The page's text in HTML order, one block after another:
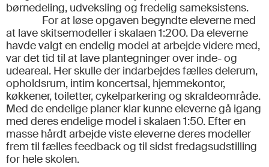
børnedeling, udveksling og fredelig sameksistens.
For at løse opgaven begyndte eleverne med
at lave skitsemodeller i skalaen 1:200. Da eleverne
havde valgt en endelig model at arbejde videre med,
var det tid til at lave plantegninger over inde- og
udeareal. Her skulle der indarbejdes fælles delerum,
opholdsrum, intim koncertsal, hjemmekontor,
køkkener, toiletter, cykelparkering og skraldeområde.
Med de endelige planer klar kunne eleverne gå igang
med deres endelige model i skalaen 1:50. Efter en
masse hårdt arbejde viste eleverne deres modeller
frem til fælles feedback og til sidst fredagsudstilling
for hele skolen.